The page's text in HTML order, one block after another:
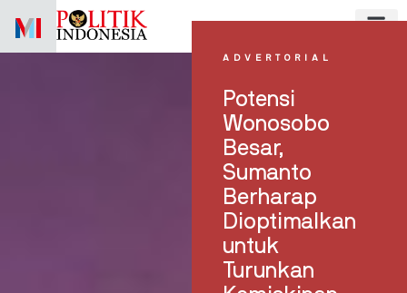
ADVERTORIAL
Potensi
Wonosobo
Besar,
Sumanto
Berharap
Dioptimalkan
untuk
Turunkan